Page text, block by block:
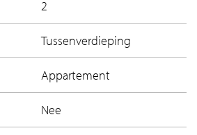
2
Tussenverdieping
Appartement
Nee